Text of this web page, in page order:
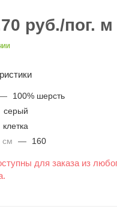
руб./пог. м
100% шерсть
серый
клетка
см
— 160
для заказа из